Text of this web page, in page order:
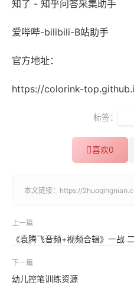
知了 - 知乎问答采集助手
爱哔哔-bilibili-B站助手
官方地址：
https://colorink-
标签：
喜欢0
本文链接： https://
上一篇
《袁腾飞音频+视频合辑》一战
下一篇
幼儿控笔训练资源